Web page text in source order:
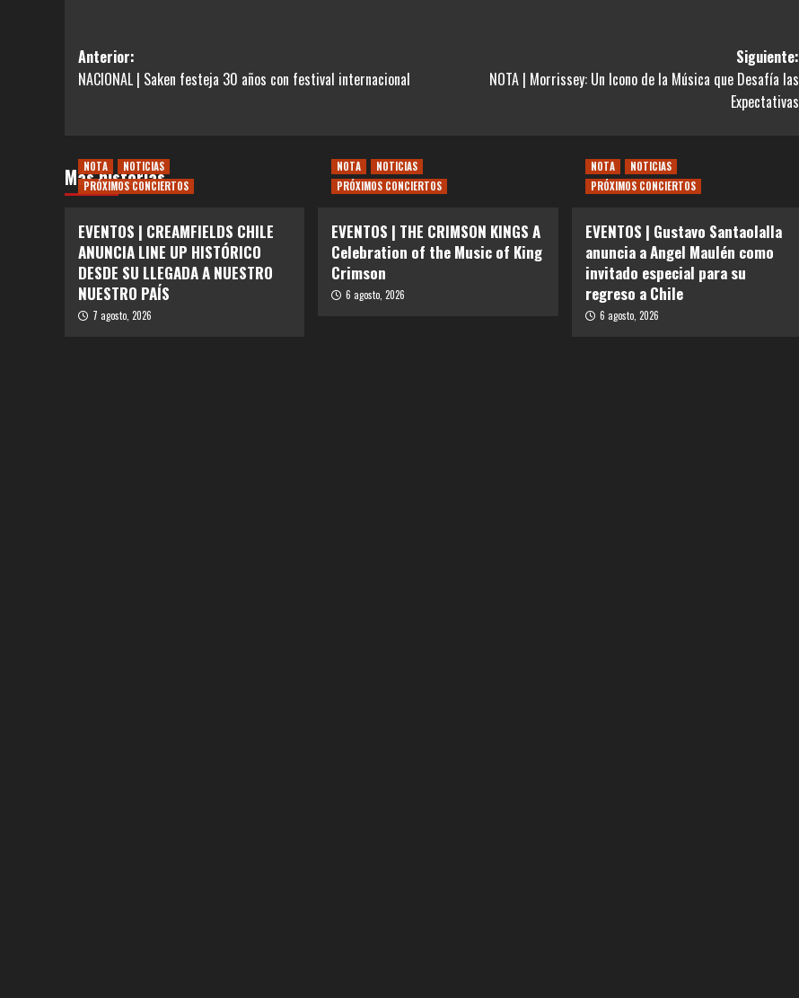
Navegación
de
Anterior:
NACIONAL | Saken festeja 30 años con festival internacional
Siguiente:
NOTA | Morrissey: Un Icono de la Música que Desafía las
Expectativas
Más historias
NOTA
NOTICIAS
PRÓXIMOS CONCIERTOS
EVENTOS | CREAMFIELDS CHILE
ANUNCIA LINE UP HISTÓRICO
DESDE SU LLEGADA A NUESTRO
NUESTRO PAÍS
7 agosto, 2026
NOTA
NOTICIAS
PRÓXIMOS CONCIERTOS
EVENTOS | THE CRIMSON KINGS A
Celebration of the Music of King
Crimson
6 agosto, 2026
NOTA
NOTICIAS
PRÓXIMOS CONCIERTOS
EVENTOS | Gustavo Santaolalla
anuncia a Angel Maulén como
invitado especial para su
regreso a Chile
6 agosto, 2026